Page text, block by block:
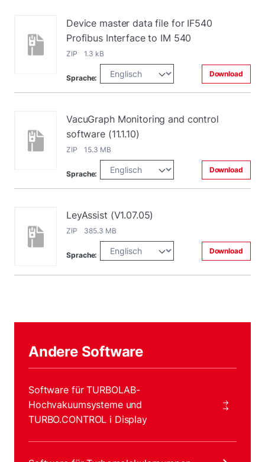
Device master data file for IF540
Profibus Interface to IM 540
ZIP 1.3 kB
Sprache: Download
VacuGraph Monitoring and control
software (11.1.10)
ZIP 15.3 MB
Sprache: Download
LeyAssist (V1.07.05)
ZIP 385.3 MB
Sprache: Download
Andere Software
Software für TURBOLAB-
Hochvakuumsysteme und
TURBO.CONTROL i Display